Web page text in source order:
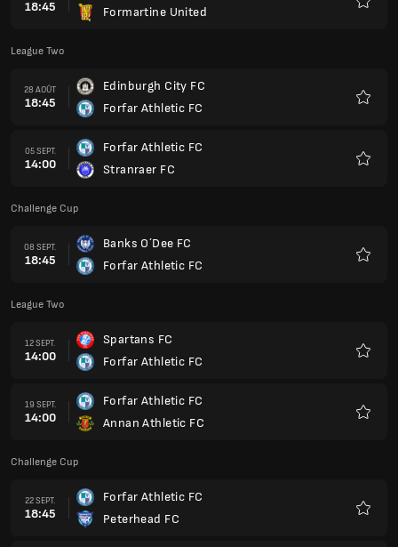
18:45
Formartine United
League Two
28 AOÛT
18:45
Edinburgh City FC
Forfar Athletic FC
05 SEPT.
14:00
Forfar Athletic FC
Stranraer FC
Challenge Cup
08 SEPT.
18:45
Banks O´Dee FC
Forfar Athletic FC
League Two
12 SEPT.
14:00
Spartans FC
Forfar Athletic FC
19 SEPT.
14:00
Forfar Athletic FC
Annan Athletic FC
Challenge Cup
22 SEPT.
18:45
Forfar Athletic FC
Peterhead FC